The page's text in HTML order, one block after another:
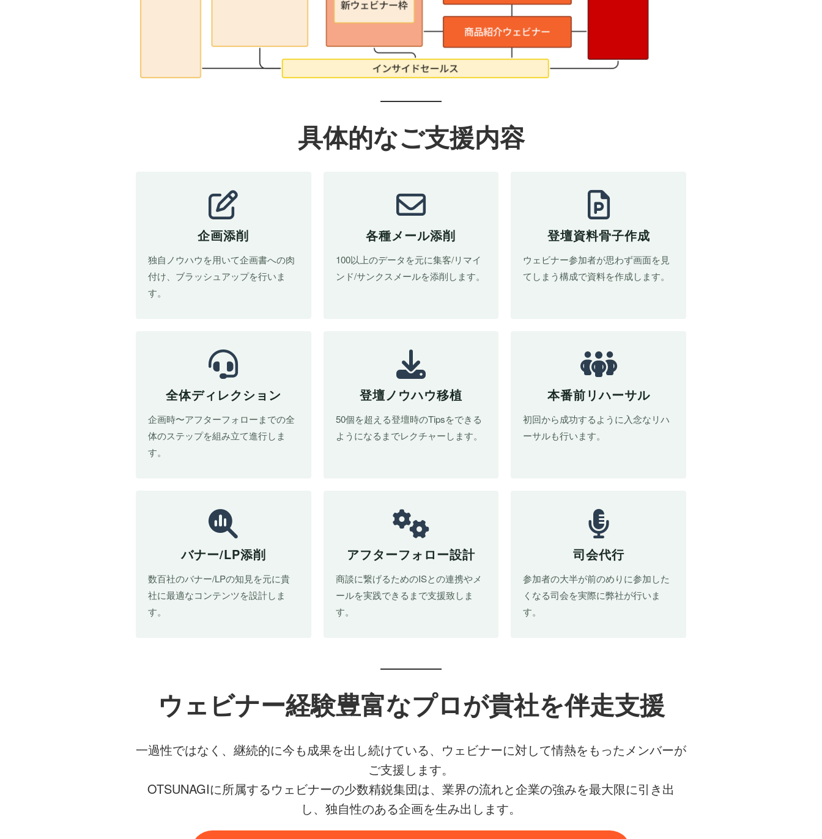
具体的なご支援内容
企画添削
独自ノウハウを用いて企画書への肉
付け、ブラッシュアップを行いま
す。
各種メール添削
100以上のデータを元に集客/リマイ
ンド/サンクスメールを添削します。
登壇資料骨子作成
ウェビナー参加者が思わず画面を見
てしまう構成で資料を作成します。
全体ディレクション
企画時〜アフターフォローまでの全
体のステップを組み立て進行しま
す。
登壇ノウハウ移植
50個を超える登壇時のTipsをできる
ようになるまでレクチャーします。
本番前リハーサル
初回から成功するように入念なリハ
ーサルも行います。
バナー/LP添削
数百社のバナー/LPの知見を元に貴
社に最適なコンテンツを設計しま
す。
アフターフォロー設計
商談に繋げるためのISとの連携やメ
ールを実践できるまで支援致しま
す。
司会代行
参加者の大半が前のめりに参加した
くなる司会を実際に弊社が行いま
す。
ウェビナー経験豊富なプロが貴社を伴走支援
一過性ではなく、継続的に今も成果を出し続けている、ウェビナーに対して情熱をもったメンバーが
ご支援します。
OTSUNAGIに所属するウェビナーの少数精鋭集団は、業界の流れと企業の強みを最大限に引き出
し、独自性のある企画を生み出します。